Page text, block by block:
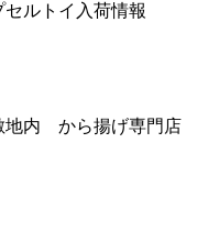
セルトイ入荷情報
地内 から揚げ専門店